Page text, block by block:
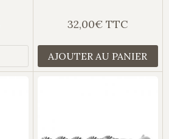
32,00€ TTC
AJOUTER AU PANIER